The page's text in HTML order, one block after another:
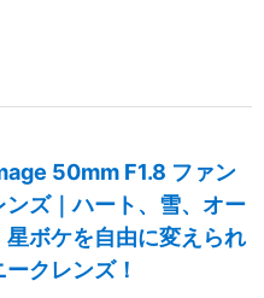
50mm F1.8 ファン
ンズ｜ハート、雪、オー
星ボケを自由に変えられ
ークレンズ！